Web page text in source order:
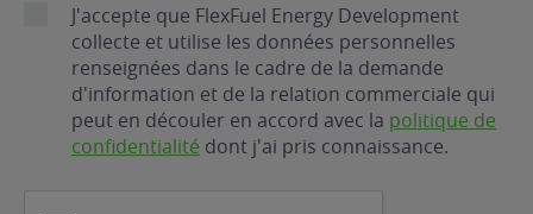
RGPDJ'accepte que FlexFuel Energy Development
collecte et utilise les données personnelles
renseignées dans le cadre de la demande
d'information et de la relation commerciale qui
peut en découler en accord avec la politique de
confidentialité dont j'ai pris connaissance.